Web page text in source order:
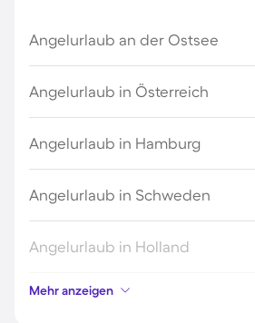
Angelurlaub an der Ostsee
Angelurlaub in Österreich
Angelurlaub in Hamburg
Angelurlaub in Schweden
Angelurlaub in Holland
Angelurlaub an der
Mehr anzeigen